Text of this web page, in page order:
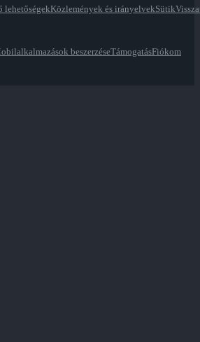
lehetőségekKözlemények és irányelvekSütik
beszerzéseTámogatásFiókom